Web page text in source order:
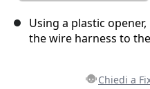
Using a plastic
the wire harness to
Chiedi a